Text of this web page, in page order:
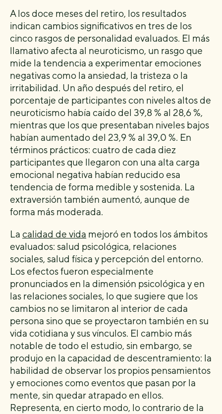
A los doce meses del retiro, los resultados
indican cambios significativos en tres de los
cinco rasgos de personalidad evaluados. El más
llamativo afecta al neuroticismo, un rasgo que
mide la tendencia a experimentar emociones
negativas como la ansiedad, la tristeza o la
irritabilidad. Un año después del retiro, el
porcentaje de participantes con niveles altos de
neuroticismo había caído del 39,8 % al 28,6 %,
mientras que los que presentaban niveles bajos
habían aumentado del 23,9 % al 39,0 %. En
términos prácticos: cuatro de cada diez
participantes que llegaron con una alta carga
emocional negativa habían reducido esa
tendencia de forma medible y sostenida. La
extraversión también aumentó, aunque de
forma más moderada.
La calidad de vida mejoró en todos los ámbitos
evaluados: salud psicológica, relaciones
sociales, salud física y percepción del entorno.
Los efectos fueron especialmente
pronunciados en la dimensión psicológica y en
las relaciones sociales, lo que sugiere que los
cambios no se limitaron al interior de cada
persona sino que se proyectaron también en su
vida cotidiana y sus vínculos. El cambio más
notable de todo el estudio, sin embargo, se
produjo en la capacidad de descentramiento: la
habilidad de observar los propios pensamientos
y emociones como eventos que pasan por la
mente, sin quedar atrapado en ellos.
Representa, en cierto modo, lo contrario de la